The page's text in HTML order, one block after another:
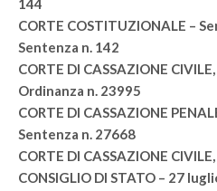
144
CORTE COSTITUZIONALE –
Sentenza n. 142
CORTE DI CASSAZIONE
Ordinanza n. 23995
CORTE DI CASSAZIONE
Sentenza n. 27668
CORTE DI CASSAZIONE
CONSIGLIO DI STATO – 27